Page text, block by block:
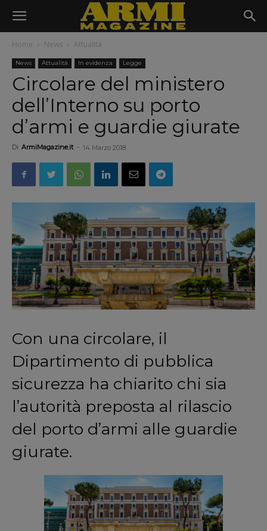
Home News Attualità
News Attualità In evidenza Legge
Circolare del ministero
dell’Interno su porto
d’armi e guardie giurate
Di ArmiMagazine.it - 14 Marzo 2018
Con una circolare, il
Dipartimento di pubblica
sicurezza ha chiarito chi sia
l’autorità preposta al rilascio
del porto d’armi alle guardie
giurate.